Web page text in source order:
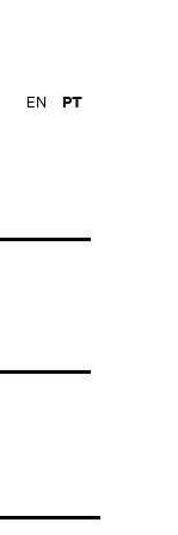
PT
EN